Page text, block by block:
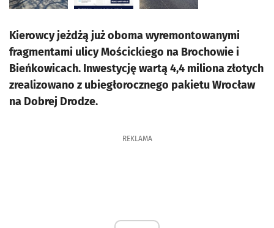
Kierowcy jeżdżą już oboma wyremontowanymi
fragmentami ulicy Mościckiego na Brochowie i
Bieńkowicach. Inwestycję wartą 4,4 miliona złotych
zrealizowano z ubiegłorocznego pakietu Wrocław
na Dobrej Drodze.
REKLAMA